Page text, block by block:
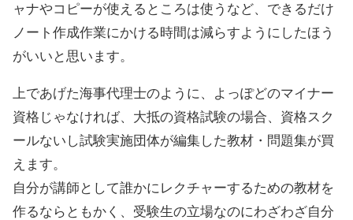
ャナやコピーが使えるところは使うなど、できるだけ
ノート作成作業にかける時間は減らすようにしたほう
がいいと思います。
上であげた海事代理士のように、よっぽどのマイナー
資格じゃなければ、大抵の資格試験の場合、資格スク
ールないし試験実施団体が編集した教材・問題集が買
えます。
自分が講師として誰かにレクチャーするための教材を
作るならともかく、受験生の立場なのにわざわざ自分